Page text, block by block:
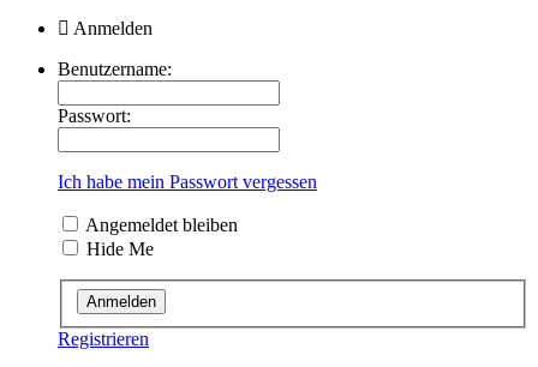
Anmelden
Benutzername:
Passwort:
Ich habe mein Passwort vergessen
Angemeldet bleiben
Hide Me
Registrieren